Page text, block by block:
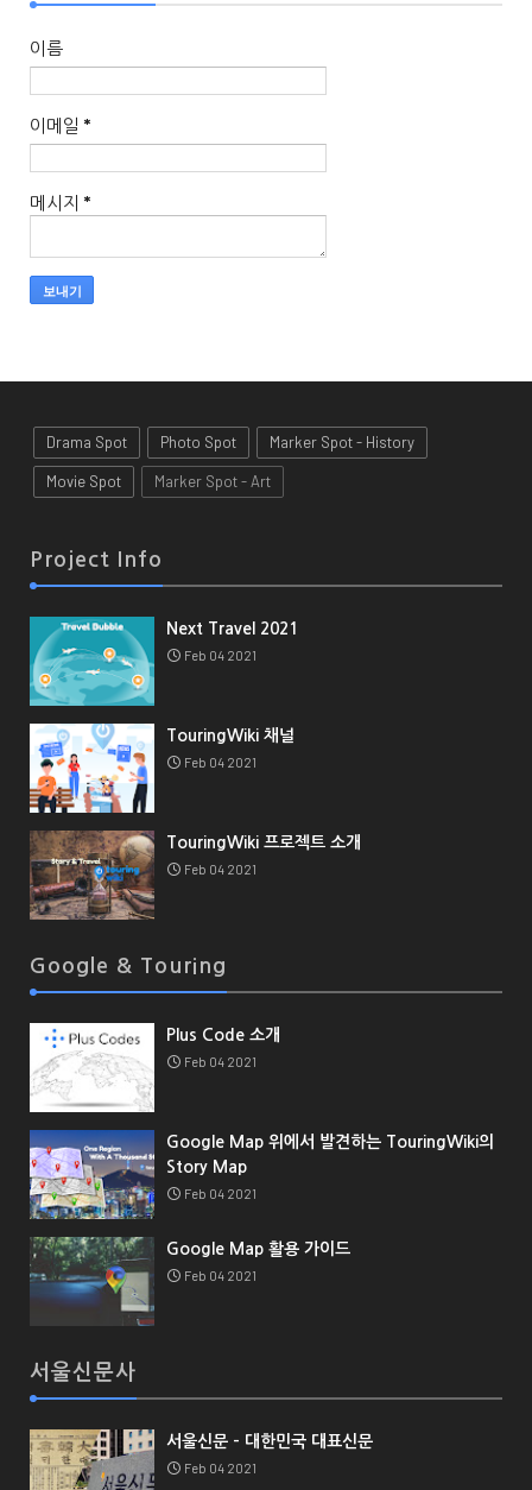
이름
이메일 *
메시지 *
Drama Spot Photo Spot Marker Spot - History
Movie Spot Marker Spot - Art
Project Info
Next Travel 2021
Feb 04 2021
TouringWiki 채널
Feb 04 2021
TouringWiki 프로젝트 소개
Feb 04 2021
Google & Touring
Plus Code 소개
Feb 04 2021
Google Map 위에서 발견하는 TouringWiki의
Story Map
Feb 04 2021
Google Map 활용 가이드
Feb 04 2021
서울신문사
서울신문 - 대한민국 대표신문
Feb 04 2021